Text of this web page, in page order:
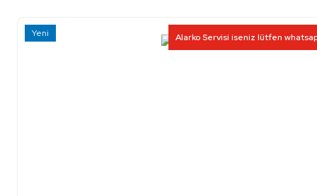
Yeni Alarko Servisi iseniz lütfen